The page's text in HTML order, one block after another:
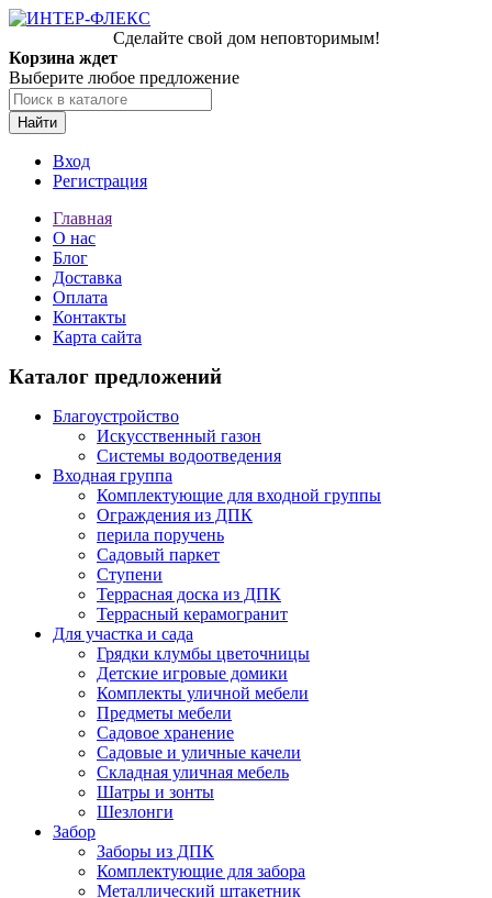
Сделайте свой дом неповторимым!
Корзина ждет
Выберите любое предложение
Найти
Вход
Регистрация
Главная
О нас
Блог
Доставка
Оплата
Контакты
Карта сайта
Каталог предложений
Благоустройство
Искусственный газон
Системы водоотведения
Входная группа
Комплектующие для входной группы
Ограждения из ДПК
перила поручень
Садовый паркет
Ступени
Террасная доска из ДПК
Террасный керамогранит
Для участка и сада
Грядки клумбы цветочницы
Детские игровые домики
Комплекты уличной мебели
Предметы мебели
Садовое хранение
Садовые и уличные качели
Складная уличная мебель
Шатры и зонты
Шезлонги
Забор
Заборы из ДПК
Комплектующие для забора
Металлический штакетник